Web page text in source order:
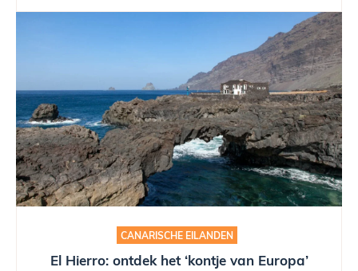
CANARISCHE EILANDEN
El Hierro: ontdek het ‘kontje van Europa’